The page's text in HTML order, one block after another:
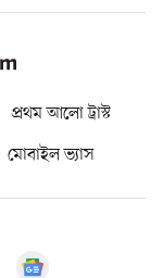
প্রথম আলো ট্রাস্ট
মোবাইল ভ্যাস